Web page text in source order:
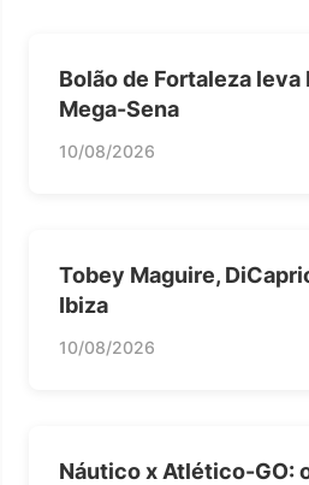
Bolão de Fortaleza leva
Mega-Sena
10/08/2026
Tobey Maguire,
Ibiza
10/08/2026
Náutico x Atlético-GO: